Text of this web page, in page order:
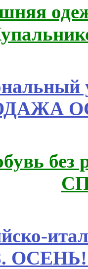
без